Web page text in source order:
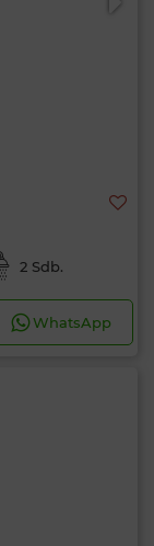
2 Sdb.
WhatsApp